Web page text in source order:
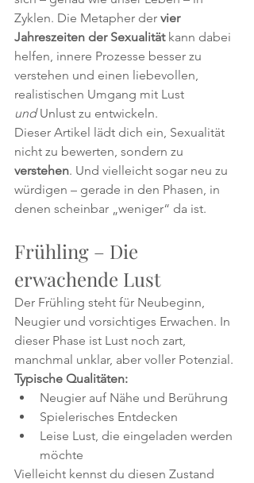
Zyklen. Die Metapher der vier
Jahreszeiten der Sexualität kann dabei
helfen, innere Prozesse besser zu
verstehen und einen liebevollen,
realistischen Umgang mit Lust
und Unlust zu entwickeln.
Dieser Artikel lädt dich ein, Sexualität
nicht zu bewerten, sondern zu
verstehen. Und vielleicht sogar neu zu
würdigen – gerade in den Phasen, in
denen scheinbar „weniger“ da ist.
Frühling – Die
erwachende Lust
Der Frühling steht für Neubeginn,
Neugier und vorsichtiges Erwachen. In
dieser Phase ist Lust noch zart,
manchmal unklar, aber voller Potenzial.
Typische Qualitäten:
Neugier auf Nähe und Berührung
Spielerisches Entdecken
Leise Lust, die eingeladen werden
möchte
Vielleicht kennst du diesen Zustand